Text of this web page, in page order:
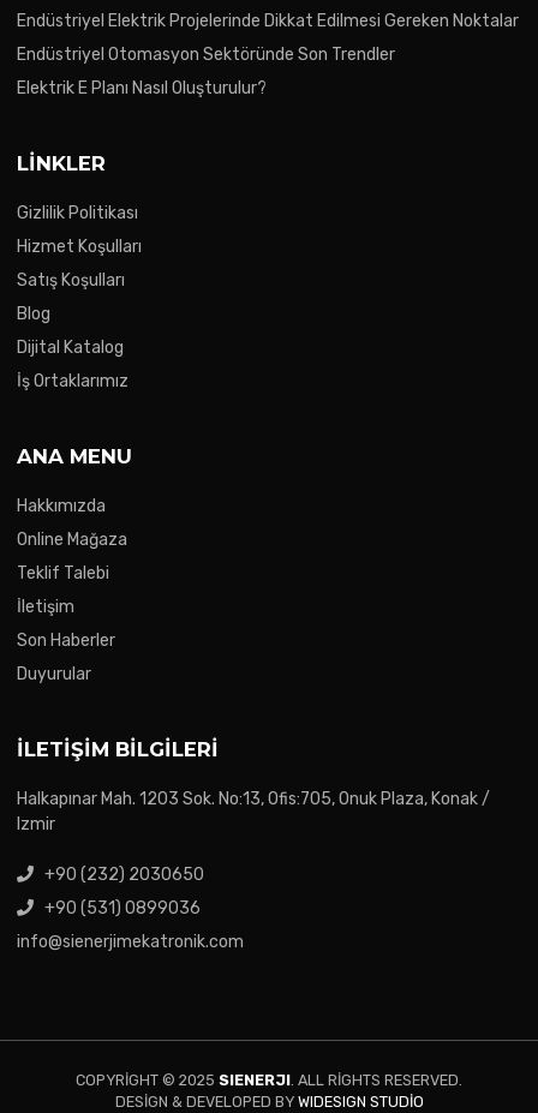
Endüstriyel Elektrik Projelerinde Dikkat Edilmesi Gereken Noktalar
Endüstriyel Otomasyon Sektöründe Son Trendler
Elektrik E Planı Nasıl Oluşturulur?
LINKLER
Gizlilik Politikası
Hizmet Koşulları
Satış Koşulları
Blog
Dijital Katalog
İş Ortaklarımız
ANA MENU
Hakkımızda
Online Mağaza
Teklif Talebi
İletişim
Son Haberler
Duyurular
İLETIŞIM BILGILERI
Halkapınar Mah. 1203 Sok. No:13, Ofis:705, Onuk Plaza, Konak /
Izmir
+90 (232) 2030650
+90 (531) 0899036
info@sienerjimekatronik.com
COPYRIGHT © 2025 SIENERJI. ALL RIGHTS RESERVED.
DESIGN & DEVELOPED BY WIDESIGN STUDIO